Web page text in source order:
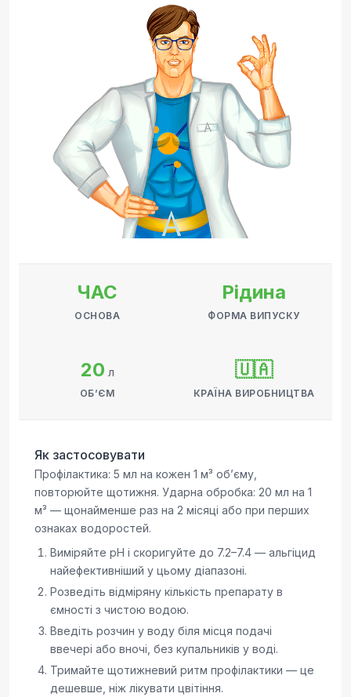
ЧАС
ОСНОВА
Рідина
ФОРМА ВИПУСКУ
20 л
ОБʼЄМ
🇺🇦
КРАЇНА ВИРОБНИЦТВА
Як застосовувати
Профілактика: 5 мл на кожен 1 м³ обʼєму,
повторюйте щотижня. Ударна обробка: 20 мл на 1
м³ — щонайменше раз на 2 місяці або при перших
ознаках водоростей.
Виміряйте pH і скоригуйте до 7.2–7.4 — альгіцид
найефективніший у цьому діапазоні.
Розведіть відміряну кількість препарату в
ємності з чистою водою.
Введіть розчин у воду біля місця подачі
ввечері або вночі, без купальників у воді.
Тримайте щотижневий ритм профілактики — це
дешевше, ніж лікувати цвітіння.